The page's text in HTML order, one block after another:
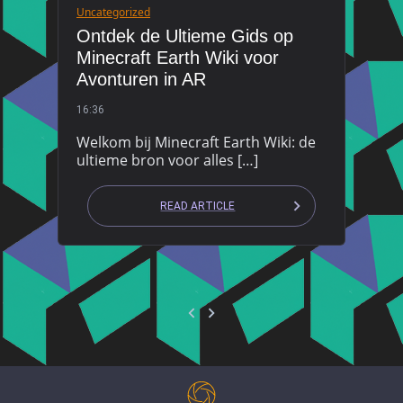
Uncategorized
Ontdek de Ultieme Gids op
Minecraft Earth Wiki voor
Avonturen in AR
16:36
Welkom bij Minecraft Earth Wiki: de
ultieme bron voor alles […]
READ ARTICLE